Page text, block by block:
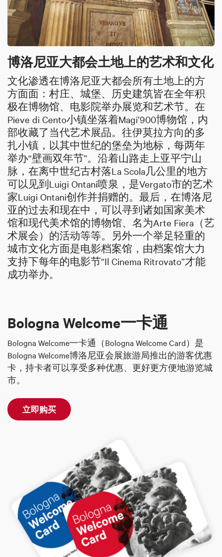
博洛尼亚大都会土地上的艺术和文化
文化渗透在博洛尼亚大都会所有土地上的方
方面面：村庄、城堡、历史建筑皆在全年积
极在博物馆、电影院举办展览和艺术节。在
Pieve di Cento小镇坐落着Magi’900博物馆，内
部收藏了当代艺术展品。往伊莫拉方向的多
扎小镇，以其中世纪的堡垒为地标，每两年
举办“壁画双年节”。沿着山路走上亚平宁山
脉，在离中世纪古村落La Scola几公里的地方
可以见到Luigi Ontani喷泉，是Vergato市的艺术
家Luigi Ontani创作并捐赠的。最后，在博洛尼
亚的过去和现在中，可以寻到诸如国家美术
馆和现代美术馆的博物馆、名为Arte Fiera（艺
术展会）的活动等等。另外一个举足轻重的
城市文化方面是电影档案馆，由档案馆大力
支持下每年的电影节“Il Cinema Ritrovato”才能
成功举办。
Bologna Welcome一卡通
Bologna Welcome一卡通（Bologna Welcome Card）是
Bologna Welcome博洛尼亚会展旅游局推出的游客优惠
卡，持卡者可以享受多种优惠、更好更方便地游览城
市。
立即购买